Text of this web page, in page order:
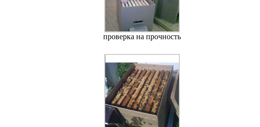
проверка на прочность